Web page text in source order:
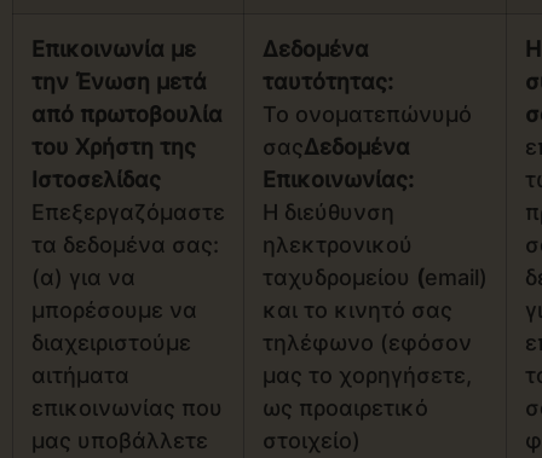
Επικοινωνία με
την Ένωση μετά
από πρωτοβουλία
του Χρήστη της
Ιστοσελίδας
Επεξεργαζόμαστε
τα δεδομένα σας:
(α) για να
μπορέσουμε να
διαχειριστούμε
αιτήματα
επικοινωνίας που
μας υποβάλλετε
Δεδομένα
ταυτότητας:
Το ονοματεπώνυμό
σαςΔεδομένα
Επικοινωνίας:
Η διεύθυνση
ηλεκτρονικού
ταχυδρομείου (email)
και το κινητό σας
τηλέφωνο (εφόσον
μας το χορηγήσετε,
ως προαιρετικό
στοιχείο)
Η